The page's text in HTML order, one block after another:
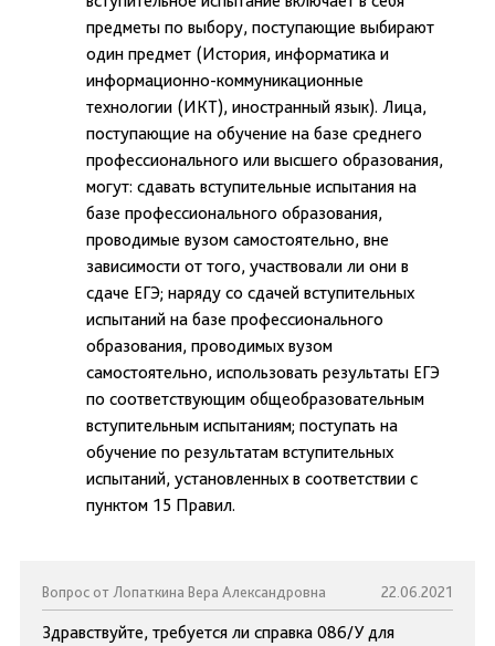
предметы по выбору, поступающие выбирают
один предмет (История, информатика и
информационно-коммуникационные
технологии (ИКТ), иностранный язык). Лица,
поступающие на обучение на базе среднего
профессионального или высшего образования,
могут: сдавать вступительные испытания на
базе профессионального образования,
проводимые вузом самостоятельно, вне
зависимости от того, участвовали ли они в
сдаче ЕГЭ; наряду со сдачей вступительных
испытаний на базе профессионального
образования, проводимых вузом
самостоятельно, использовать результаты ЕГЭ
по соответствующим общеобразовательным
вступительным испытаниям; поступать на
обучение по результатам вступительных
испытаний, установленных в соответствии с
пунктом 15 Правил.
Вопрос от Лопаткина Вера Александровна 22.06.2021
Здравствуйте, требуется ли справка 086/У для